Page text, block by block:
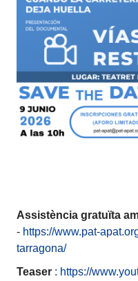
Assistència gratuïta
- https://www.pat-
tarragona/
Teaser : https://